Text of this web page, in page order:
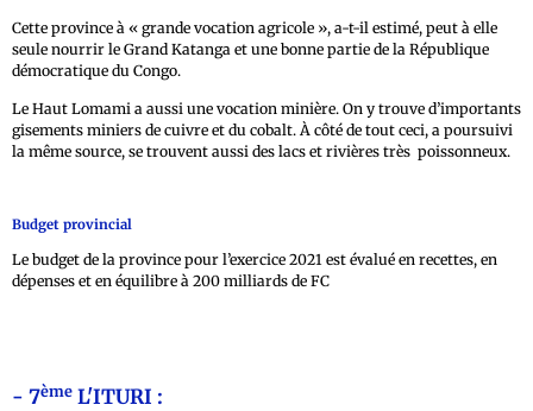
Cette province à « grande vocation agricole », a-t-il estimé, peut à elle
seule nourrir le Grand Katanga et une bonne partie de la République
démocratique du Congo.
Le Haut Lomami a aussi une vocation minière. On y trouve d’importants
gisements miniers de cuivre et du cobalt. À côté de tout ceci, a poursuivi
la même source, se trouvent aussi des lacs et rivières très poissonneux.
Budget provincial
Le budget de la province pour l’exercice 2021 est évalué en recettes, en
dépenses et en équilibre à 200 milliards de FC
- 7ème L'ITURI :